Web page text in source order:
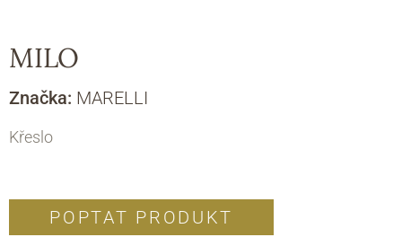
MILO
Značka: MARELLI
Křeslo
POPTAT PRODUKT